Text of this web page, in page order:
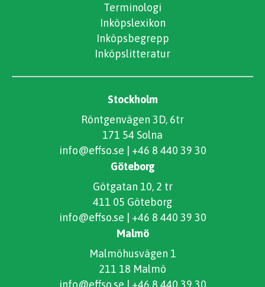
Terminologi
Inköpslexikon
Inköpsbegrepp
Inköpslitteratur
Stockholm
Röntgenvägen 3D, 6tr
171 54 Solna
info@effso.se | +46 8 440 39 30
Göteborg
Götgatan 10, 2 tr
411 05 Göteborg
info@effso.se | +46 8 440 39 30
Malmö
Malmöhusvägen 1
211 18 Malmö
info@effso.se | +46 8 440 39 30